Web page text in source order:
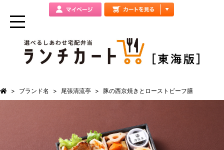
ブランド名 尾張清流亭 豚の西京焼きとローストビーフ膳